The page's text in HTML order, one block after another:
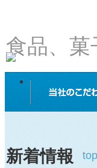
食品、菓
の株式
新着情報